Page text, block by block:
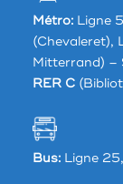
Métro:Ligne
(Chevaleret),
Mitterrand) –
RER C
Bus:Ligne